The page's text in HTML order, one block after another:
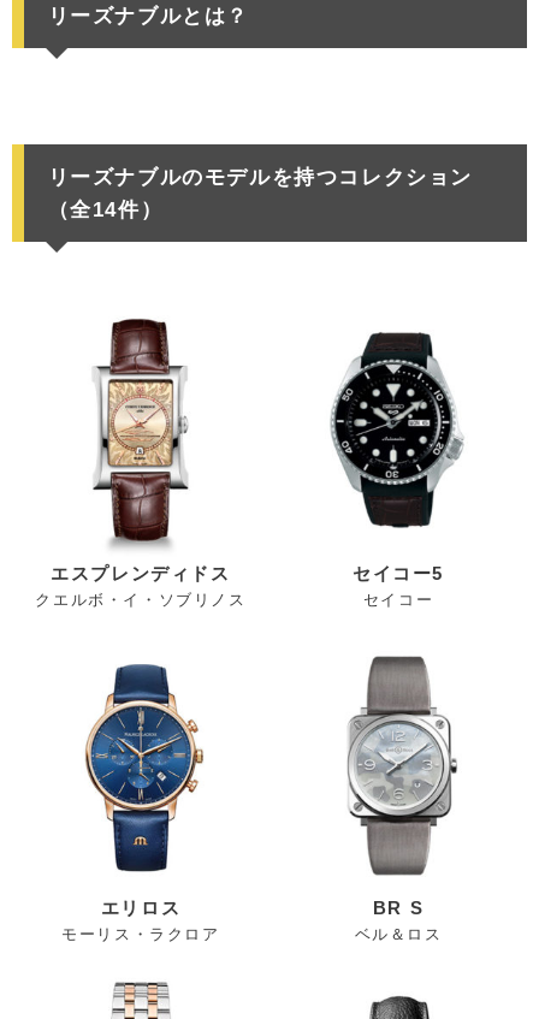
リーズナブルとは？
リーズナブルのモデルを持つコレクション
（全14件）
エスプレンディドス
クエルボ・イ・ソブリノス
セイコー5
セイコー
エリロス
モーリス・ラクロア
BR S
ベル＆ロス